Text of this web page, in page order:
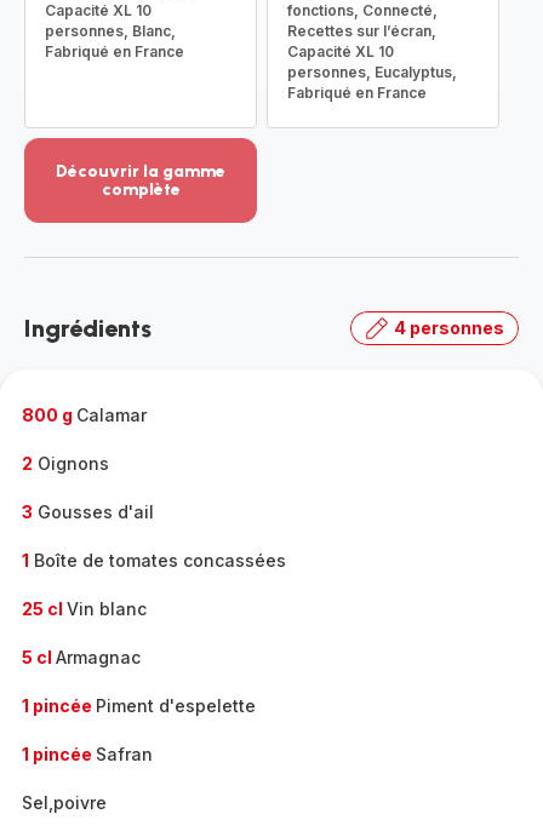
Capacité XL 10
personnes, Blanc,
Fabriqué en France
fonctions, Connecté,
Recettes sur l’écran,
Capacité XL 10
personnes, Eucalyptus,
Fabriqué en France
Découvrir la gamme
complète
-
gamme
Ingrédients 4 personnes
800 g Calamar
2 Oignons
3 Gousses d'ail
1 Boîte de tomates concassées
25 cl Vin blanc
5 cl Armagnac
1 pincée Piment d'espelette
1 pincée Safran
Sel,poivre